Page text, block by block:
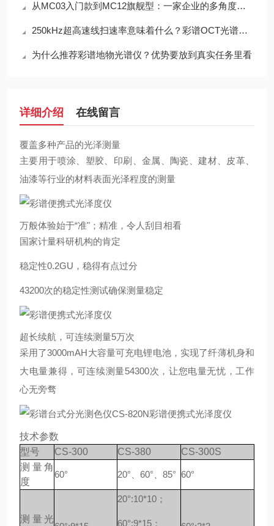
从MC03入门款到MC12旗舰型：一家企业的多角度分光测色仪全产品线布局
250kHz超高速线扫速率意味着什么？彩谱OCT光谱仪高速数据采集技术全解析
为什么推荐彩谱地物光谱仪？优势要放到真实任务里看
详细介绍 在线留言
覆盖多种产品的光泽测量
主要用于喷涂、塑胶、印刷、金属、陶瓷、建材、皮革、
油漆等行业的材料表面光泽程度的测量
万般体验始于“准"；精准，令人刮目相看
国家计量科研机构的肯定
稳定性0.2GU，稳得有点过分
43200次的稳定性测试确保测量稳定
超长续航，可连续测量5万次
采用了3000mAH大容量可充电锂电池，实现了纤薄机身和
大电量兼得，可连续测量54300次，让您电量无忧，工作
心无旁骛
技术参数
型号
CS-300 CS-380
CS-300S
测量角
度
60° 20°、60°、85° 60°
测量光
20°:10*10；
60°:9*15；